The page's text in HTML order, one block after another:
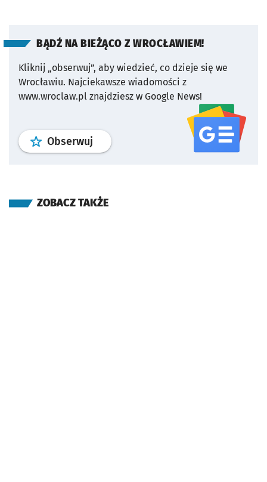
BĄDŹ NA BIEŻĄCO Z WROCŁAWIEM!
Kliknij „obserwuj”, aby wiedzieć, co dzieje się we
Wrocławiu. Najciekawsze wiadomości z
www.wroclaw.pl znajdziesz w Google News!
Obserwuj profil serwisu
ZOBACZ TAKŻE